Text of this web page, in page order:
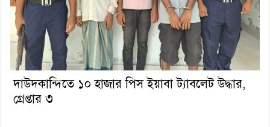
দাউদকান্দিতে ১০ হাজার পিস ইয়াবা ট্যাবলেট উদ্ধার,
গ্রেপ্তার ৩